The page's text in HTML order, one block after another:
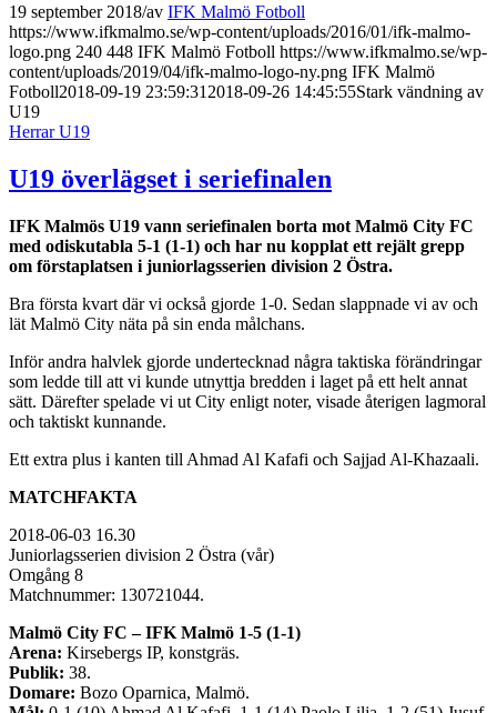
19 september 2018/av IFK Malmö Fotboll
https://www.ifkmalmo.se/wp-content/uploads/2016/01/ifk-malmo-
logo.png 240 448 IFK Malmö Fotboll https://www.ifkmalmo.se/wp-
content/uploads/2019/04/ifk-malmo-logo-ny.png IFK Malmö
Fotboll2018-09-19 23:59:31 2018-09-26 14:45:55Stark vändning av
U19
Herrar U19
U19 överlägset i seriefinalen
IFK Malmös U19 vann seriefinalen borta mot Malmö City FC
med odiskutabla 5-1 (1-1) och har nu kopplat ett rejält grepp
om förstaplatsen i juniorlagsserien division 2 Östra.
Bra första kvart där vi också gjorde 1-0. Sedan slappnade vi av och
lät Malmö City näta på sin enda målchans.
Inför andra halvlek gjorde undertecknad några taktiska förändringar
som ledde till att vi kunde utnyttja bredden i laget på ett helt annat
sätt. Därefter spelade vi ut City enligt noter, visade återigen lagmoral
och taktiskt kunnande.
Ett extra plus i kanten till Ahmad Al Kafafi och Sajjad Al-Khazaali.
MATCHFAKTA
2018-06-03 16.30
Juniorlagsserien division 2 Östra (vår)
Omgång 8
Matchnummer: 130721044.
Malmö City FC – IFK Malmö 1-5 (1-1)
Arena: Kirsebergs IP, konstgräs.
Publik: 38.
Domare: Bozo Oparnica, Malmö.